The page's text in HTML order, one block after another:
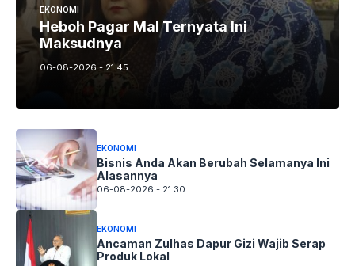
EKONOMI
Heboh Pagar Mal Ternyata Ini
Maksudnya
06-08-2026 - 21.45
EKONOMI
Bisnis Anda Akan Berubah Selamanya Ini
Alasannya
06-08-2026 - 21.30
EKONOMI
Ancaman Zulhas Dapur Gizi Wajib Serap
Produk Lokal